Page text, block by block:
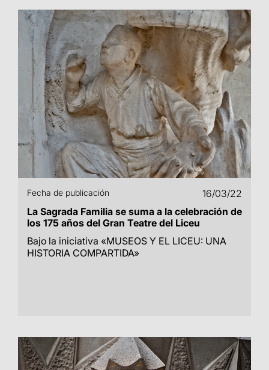
Fecha de publicación
16/03/22
La Sagrada Familia se suma a la celebración de
los 175 años del Gran Teatre del Liceu
Bajo la iniciativa «MUSEOS Y EL LICEU: UNA
HISTORIA COMPARTIDA»